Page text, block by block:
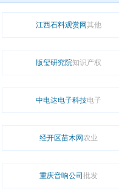
江西石料观赏网其他
版玺研究院知识产权
中电达电子科技电子
经开区苗木网农业
重庆音响公司 批发